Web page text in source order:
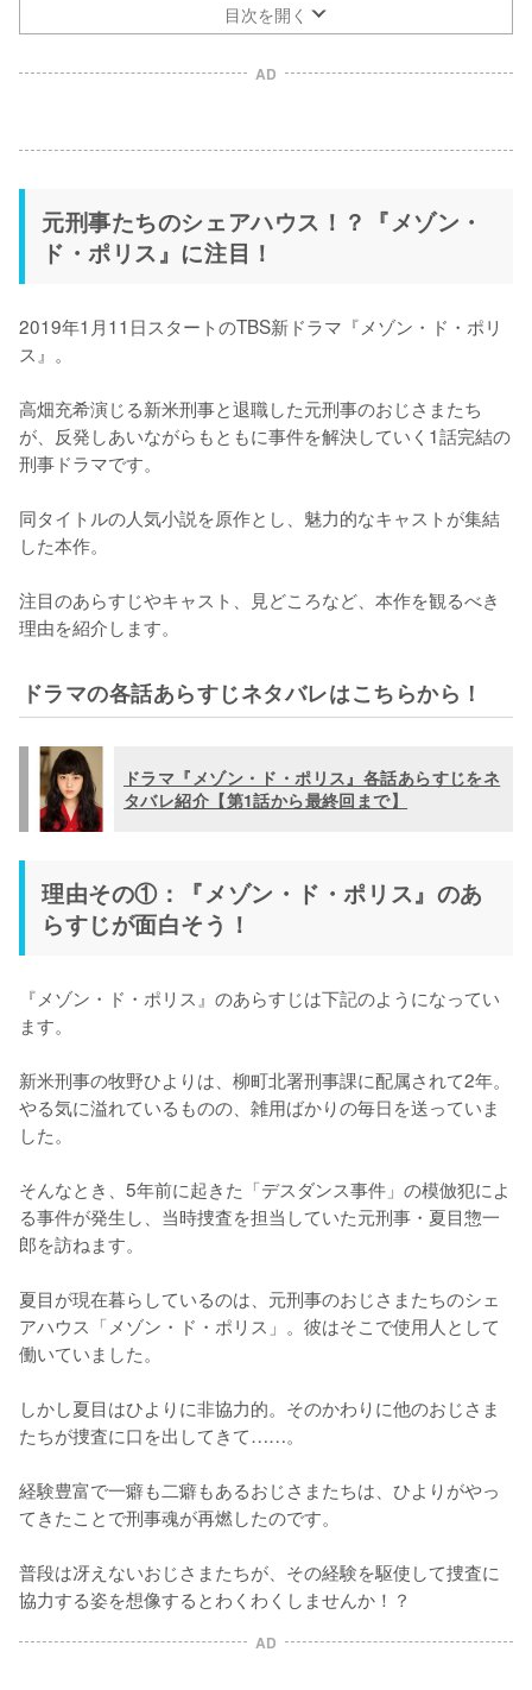
目次を開く
AD
元刑事たちのシェアハウス！？『メゾン・
ド・ポリス』に注目！
2019年1月11日スタートのTBS新ドラマ『メゾン・ド・ポリ
ス』。
高畑充希演じる新米刑事と退職した元刑事のおじさまたち
が、反発しあいながらもともに事件を解決していく1話完結の
刑事ドラマです。
同タイトルの人気小説を原作とし、魅力的なキャストが集結
した本作。
注目のあらすじやキャスト、見どころなど、本作を観るべき
理由を紹介します。
ドラマの各話あらすじネタバレはこちらから！
ドラマ『メゾン・ド・ポリス』各話あらすじをネ
タバレ紹介【第1話から最終回まで】
理由その①：『メゾン・ド・ポリス』のあ
らすじが面白そう！
『メゾン・ド・ポリス』のあらすじは下記のようになってい
ます。
新米刑事の牧野ひよりは、柳町北署刑事課に配属されて2年。
やる気に溢れているものの、雑用ばかりの毎日を送っていま
した。
そんなとき、5年前に起きた「デスダンス事件」の模倣犯によ
る事件が発生し、当時捜査を担当していた元刑事・夏目惣一
郎を訪ねます。
夏目が現在暮らしているのは、元刑事のおじさまたちのシェ
アハウス「メゾン・ド・ポリス」。彼はそこで使用人として
働いていました。
しかし夏目はひよりに非協力的。そのかわりに他のおじさま
たちが捜査に口を出してきて……。
経験豊富で一癖も二癖もあるおじさまたちは、ひよりがやっ
てきたことで刑事魂が再燃したのです。
普段は冴えないおじさまたちが、その経験を駆使して捜査に
協力する姿を想像するとわくわくしませんか！？
AD